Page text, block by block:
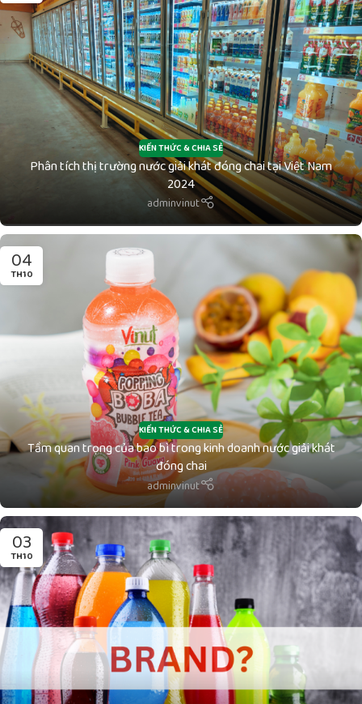
KIẾN THỨC & CHIA SẺ
Phân tích thị trường nước giải khát đóng chai tại Việt Nam
2024
adminvinut
04
TH10
KIẾN THỨC & CHIA SẺ
Tầm quan trọng của bao bì trong kinh doanh nước giải khát
đóng chai
adminvinut
03
TH10